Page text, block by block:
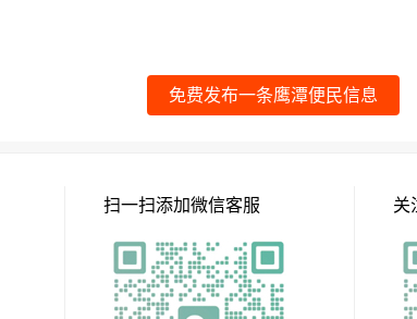
免费发布一条鹰潭便民信息
扫一扫添加微信客服 关